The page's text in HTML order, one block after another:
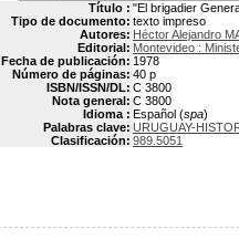
Título : "El brigadier
Tipo de documento: texto impreso
Autores: Héctor Alejandro
Editorial: Montevideo :
Fecha de publicación: 1978
Número de páginas: 40 p
ISBN/ISSN/DL: C 3800
Nota general: C 3800
Idioma : Español (spa)
Palabras clave: URUGUAY-
Clasificación: 989.5051